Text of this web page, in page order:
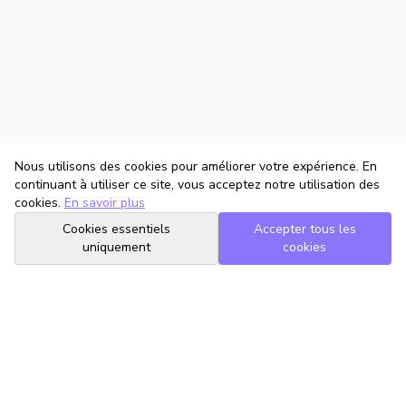
Nous utilisons des cookies pour améliorer votre expérience. En
continuant à utiliser ce site, vous acceptez notre utilisation des
cookies. En savoir plus
Cookies essentiels
uniquement
Accepter tous les
cookies